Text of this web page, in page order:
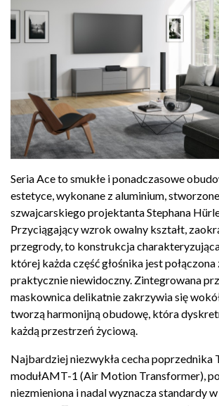
Seria Ace to smukłe i ponadczasowe
estetyce, wykonane z aluminium,
szwajcarskiego projektanta Stephana
Przyciągający wzrok owalny kształt,
przegrody, to konstrukcja
której każda część głośnika jest
praktycznie niewidoczny. Zintegrowana
maskownica delikatnie zakrzywia się
tworzą harmonijną obudowę, która
każdą przestrzeń życiową.
Najbardziej niezwykła cecha poprzednika
modułAMT-1 (Air Motion Transformer),
niezmieniona i nadal wyznacza standardy